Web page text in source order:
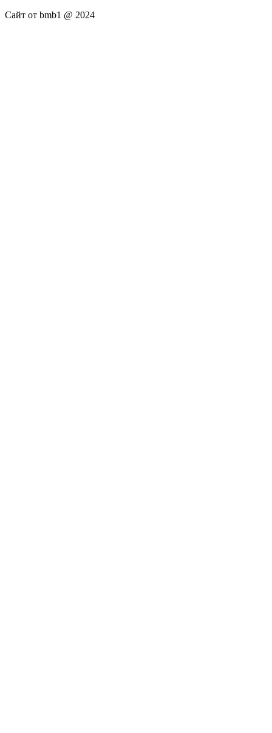
Сайт от bmb1 @ 2024